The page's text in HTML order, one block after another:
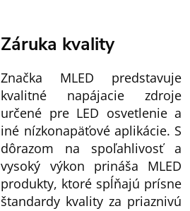
Záruka kvality
Značka MLED predstavuje
kvalitné napájacie zdroje
určené pre LED osvetlenie a
iné nízkonapäťové aplikácie. S
dôrazom na spoľahlivosť a
vysoký výkon prináša MLED
produkty, ktoré spĺňajú prísne
štandardy kvality za priaznivú